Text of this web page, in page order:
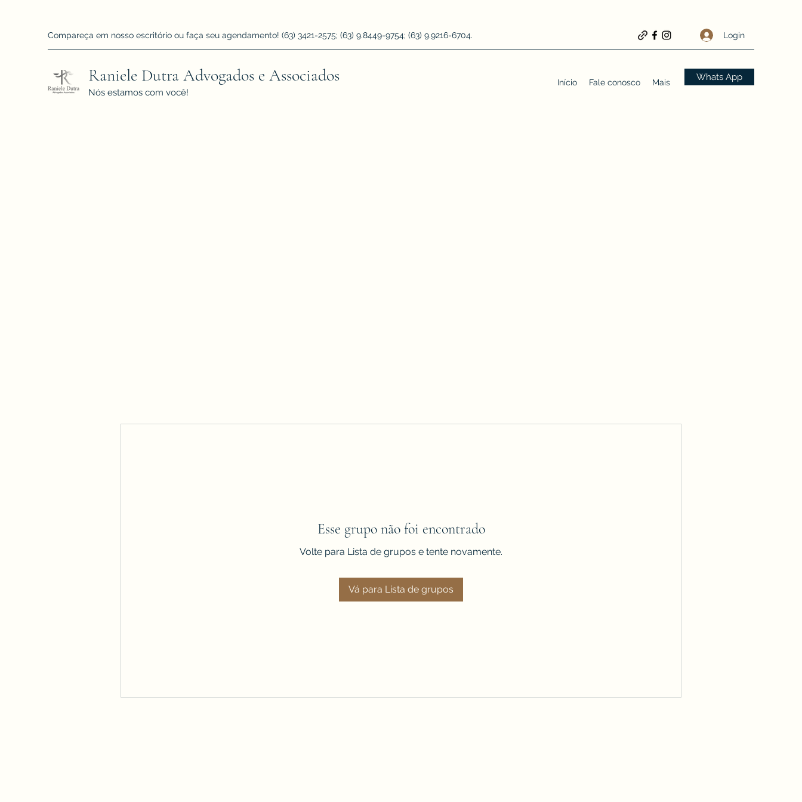
Compareça em nosso escritório ou faça seu agendamento! (63) 3421-2575; (63) 9.8449-9754; (63) 9.9216-6704. Login
Raniele Dutra Advogados e Associados
Nós estamos com você!
Início Fale conosco Mais Whats App
Esse grupo não foi encontrado
Volte para Lista de grupos e tente novamente.
Vá para Lista de grupos